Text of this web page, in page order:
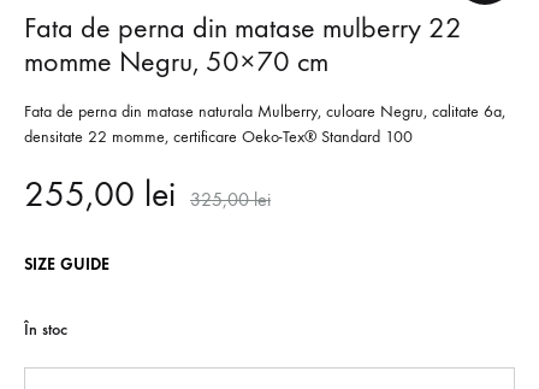
Fata de perna din matase mulberry 22
momme Negru, 50×70 cm
Fata de perna din matase naturala Mulberry, culoare Negru, calitate 6a,
densitate 22 momme, certificare Oeko-Tex® Standard 100
255,00 lei 325,00lei
SIZE GUIDE
În stoc